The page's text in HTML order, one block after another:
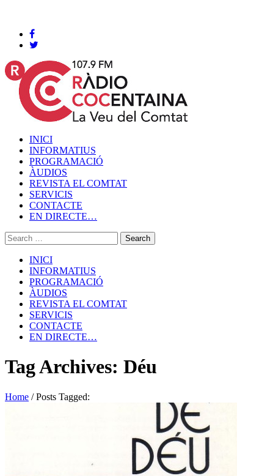
INICI
INFORMATIUS
PROGRAMACIÓ
ÀUDIOS
REVISTA EL COMTAT
SERVICIS
CONTACTE
EN DIRECTE…
INICI
INFORMATIUS
PROGRAMACIÓ
ÀUDIOS
REVISTA EL COMTAT
SERVICIS
CONTACTE
EN DIRECTE…
Tag Archives: Déu
Home /Posts Tagged: